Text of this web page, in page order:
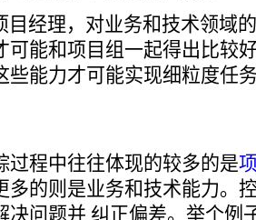
目经理，对业务和技术领域
可能和项目组一起得出比较
些能力才可能实现细粒度任
过程中往往体现的较多的是
多的则是业务和技术能力。
决问题并 纠正偏差。举个例